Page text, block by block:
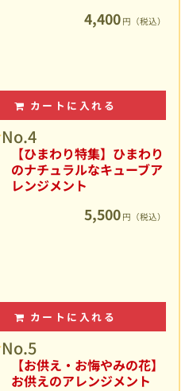
4,400 円（税込）
カートに入れる
No.4
【ひまわり特集】ひまわり
のナチュラルなキューブア
レンジメント
5,500 円（税込）
カートに入れる
No.5
【お供え・お悔やみの花】
お供えのアレンジメント